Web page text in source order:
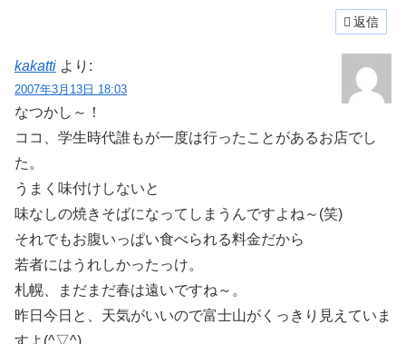
返信
kakatti より:
2007年3月13日 18:03
なつかし～！
ココ、学生時代誰もが一度は行ったことがあるお店でし
た。
うまく味付けしないと
味なしの焼きそばになってしまうんですよね～(笑)
それでもお腹いっぱい食べられる料金だから
若者にはうれしかったっけ。
札幌、まだまだ春は遠いですね～。
昨日今日と、天気がいいので富士山がくっきり見えていま
すよ(^▽^)